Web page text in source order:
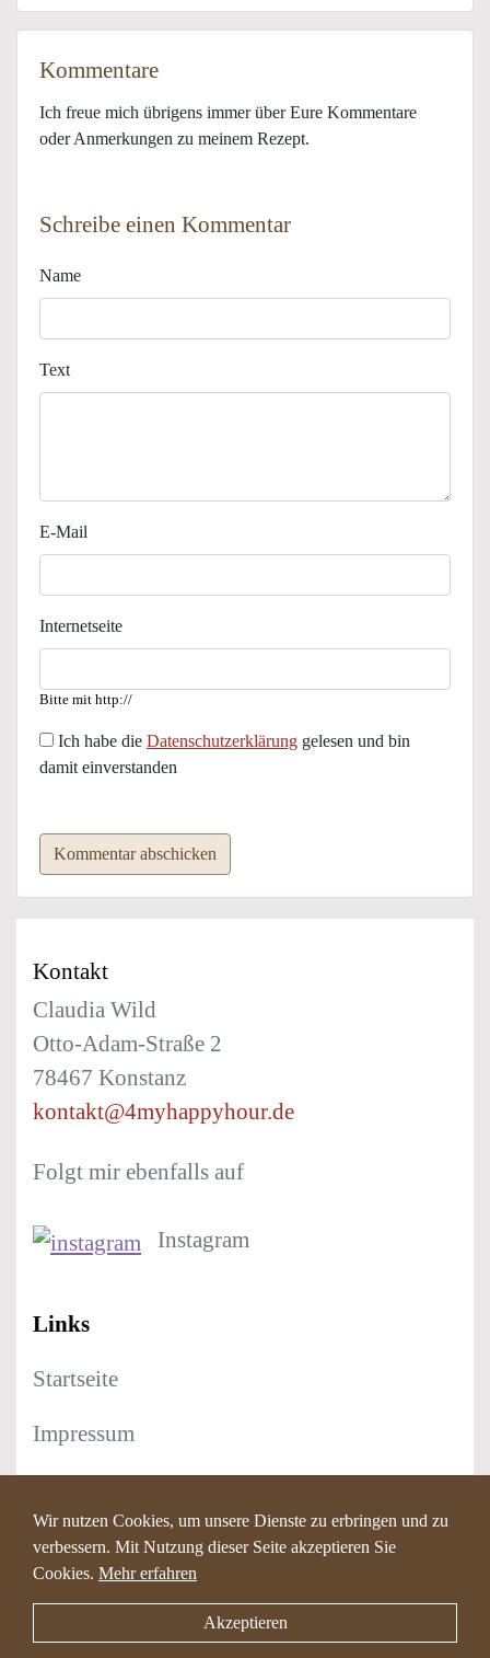
Kommentare
Ich freue mich übrigens immer über Eure Kommentare
oder Anmerkungen zu meinem Rezept.
Schreibe einen Kommentar
Name
Text
E-Mail
Internetseite
Bitte mit http://
Ich habe die Datenschutzerklärung gelesen und bin
damit einverstanden
Kommentar abschicken
Kontakt
Claudia Wild
Otto-Adam-Straße 2
78467 Konstanz
kontakt@4myhappyhour.de
Folgt mir ebenfalls auf
Instagram
Links
Startseite
Impressum
© 2026 4MYHappyHour
Wir nutzen Cookies, um unsere Dienste zu erbringen und zu
verbessern. Mit Nutzung dieser Seite akzeptieren Sie
Cookies. Mehr erfahren
Akzeptieren